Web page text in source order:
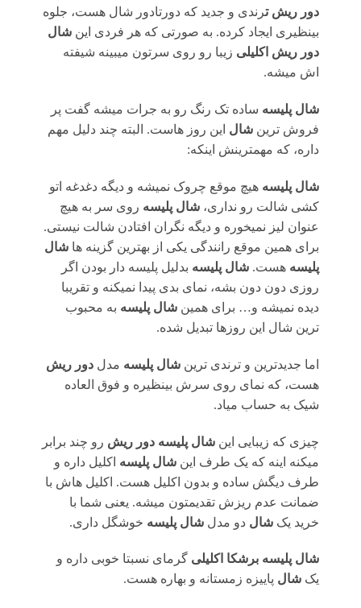
دور ریش ترندی و جدید که دورتادور شال هست، جلوه
بینظیری ایجاد کرده. به صورتی که هر فردی این شال
دور ریش اکلیلی زیبا رو روی سرتون میبینه شیفته
اش میشه.
شال پلیسه ساده تک رنگ رو به جرات میشه گفت پر
فروش ترین شال این روز هاست. البته چند دلیل مهم
داره، که مهمترینش اینکه:
شال پلیسه هیچ موقع چروک نمیشه و دیگه دغدغه اتو
کشی شالت رو نداری، شال پلیسه روی سر به هیچ
عنوان لیز نمیخوره و دیگه نگران افتادن شالت نیستی.
برای همین موقع رانندگی یکی از بهترین گزینه ها شال
پلیسه هست. شال پلیسه بدلیل پلیسه دار بودن اگر
روزی دون دون بشه، نمای بدی پیدا نمیکنه و تقریبا
دیده نمیشه و… برای همین شال پلیسه به محبوب
ترین شال این روزها تبدیل شده.
اما جدیدترین و ترندی ترین شال پلیسه مدل دور ریش
هست، که نمای روی سرش بینظیره و فوق العاده
شیک به حساب میاد.
چیزی که زیبایی این شال پلیسه دور ریش رو چند برابر
میکنه اینه که یک طرف این شال پلیسه اکلیل داره و
طرف دیگش ساده و بدون اکلیل هست. اکلیل هاش با
ضمانت عدم ریزش تقدیمتون میشه. یعنی شما با
خرید یک شال دو مدل شال پلیسه خوشگل داری.
شال پلیسه برشکا اکلیلی گرمای نسبتا خوبی داره و
یک شال پاییزه زمستانه و بهاره هست.